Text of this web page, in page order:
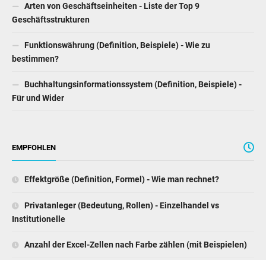
Arten von Geschäftseinheiten - Liste der Top 9
Geschäftsstrukturen
Funktionswährung (Definition, Beispiele) - Wie zu
bestimmen?
Buchhaltungsinformationssystem (Definition, Beispiele) -
Für und Wider
EMPFOHLEN
Effektgröße (Definition, Formel) - Wie man rechnet?
Privatanleger (Bedeutung, Rollen) - Einzelhandel vs
Institutionelle
Anzahl der Excel-Zellen nach Farbe zählen (mit Beispielen)